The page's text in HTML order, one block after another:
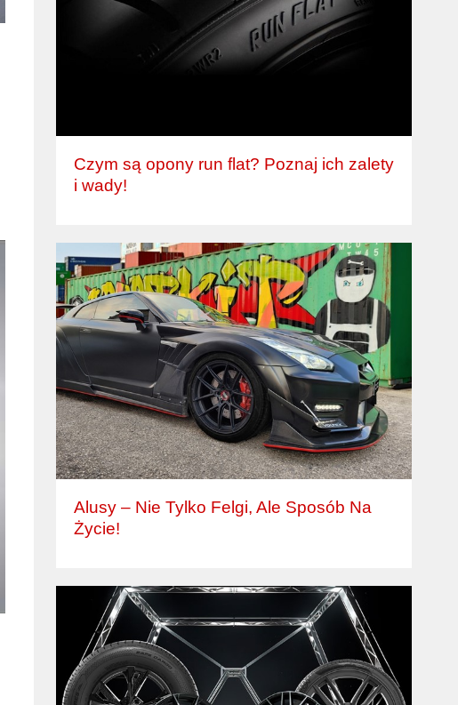
Czym są opony run flat? Poznaj ich zalety
i wady!
Alusy – Nie Tylko Felgi, Ale Sposób Na
Życie!